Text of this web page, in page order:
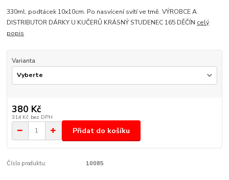
330ml, podtácek 10x10cm. Po nasvícení svítí ve tmě. VÝROBCE A
DISTRIBUTOR DÁRKY U KUČERŮ KRÁSNÝ STUDENEC 165 DĚČÍN celý
popis
Varianta
380 Kč
314 Kč bez DPH
Přidat do košíku
Číslo produktu: 10085